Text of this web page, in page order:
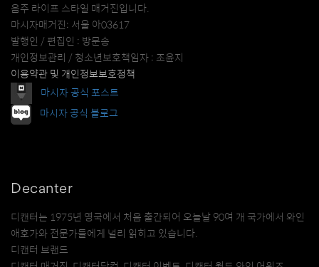
음주 라이프 스타일 매거진입니다.
마시자매거진: 서울 아03617
발행인 / 편집인 : 방문송
개인정보관리 / 청소년보호책임자 : 조윤지
이용약관 및 개인정보보호정책
마시자 공식 포스트
마시자 공식 블로그
Decanter
디캔터는 1975년 영국에서 처음 출간되어 오늘날 90여 개 국가에서 와인
애호가와 전문가들에게 널리 읽히고 있습니다.
디캔터 브랜드